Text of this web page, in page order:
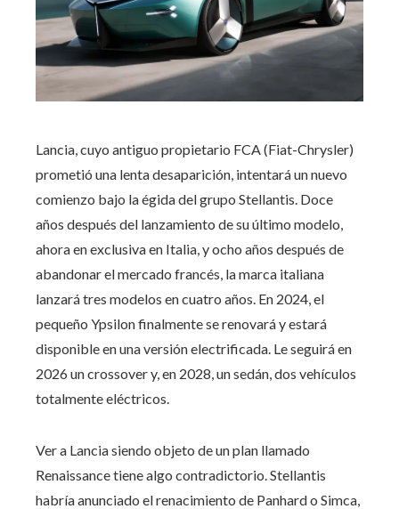
Lancia, cuyo antiguo propietario FCA (Fiat-Chrysler)
prometió una lenta desaparición, intentará un nuevo
comienzo bajo la égida del grupo Stellantis. Doce
años después del lanzamiento de su último modelo,
ahora en exclusiva en Italia, y ocho años después de
abandonar el mercado francés, la marca italiana
lanzará tres modelos en cuatro años. En 2024, el
pequeño Ypsilon finalmente se renovará y estará
disponible en una versión electrificada. Le seguirá en
2026 un crossover y, en 2028, un sedán, dos vehículos
totalmente eléctricos.
Ver a Lancia siendo objeto de un plan llamado
Renaissance tiene algo contradictorio. Stellantis
habría anunciado el renacimiento de Panhard o Simca,